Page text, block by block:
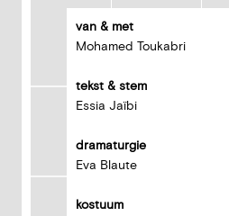
van & met
Mohamed Toukabri
tekst & stem
Essia Jaïbi
dramaturgie
Eva Blaute
kostuum